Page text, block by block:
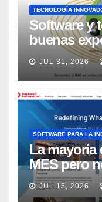
TECNOLOGÍA
Software y
buenas
los
Market
JUL 31, 2026
SOFTWARE PARA LA
La mayoría
MES pero
Automation
JUL 15, 2026